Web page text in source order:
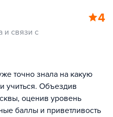
4
и связи с
точно знала на какую
учиться. Объездив
оценив уровень
баллы и приветливость